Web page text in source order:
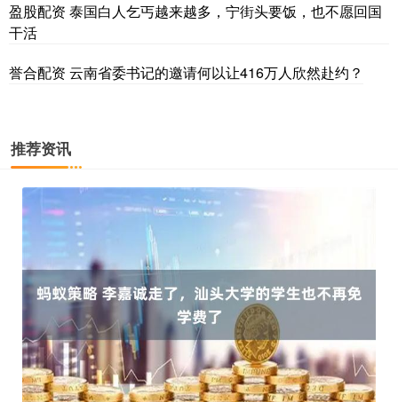
盈股配资 泰国白人乞丐越来越多，宁街头要饭，也不愿回国
干活
誉合配资 云南省委书记的邀请何以让416万人欣然赴约？
推荐资讯